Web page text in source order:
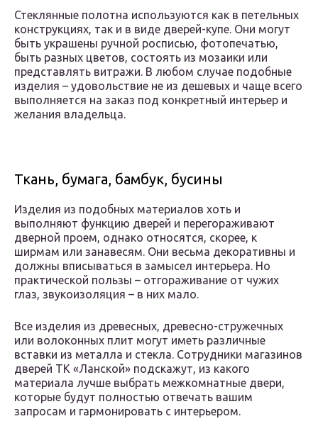
Стеклянные полотна используются как в петельных
конструкциях, так и в виде дверей-купе. Они могут
быть украшены ручной росписью, фотопечатью,
быть разных цветов, состоять из мозаики или
представлять витражи. В любом случае подобные
изделия – удовольствие не из дешевых и чаще всего
выполняется на заказ под конкретный интерьер и
желания владельца.
Ткань, бумага, бамбук, бусины
Изделия из подобных материалов хоть и
выполняют функцию дверей и перегораживают
дверной проем, однако относятся, скорее, к
ширмам или занавесям. Они весьма декоративны и
должны вписываться в замысел интерьера. Но
практической пользы – отгораживание от чужих
глаз, звукоизоляция – в них мало.
Все изделия из древесных, древесно-стружечных
или волоконных плит могут иметь различные
вставки из металла и стекла. Сотрудники магазинов
дверей ТК «Ланской» подскажут, из какого
материала лучше выбрать межкомнатные двери,
которые будут полностью отвечать вашим
запросам и гармонировать с интерьером.